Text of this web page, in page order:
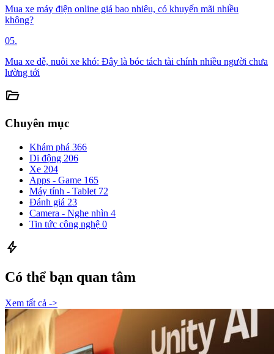
Mua xe máy điện online giá bao nhiêu, có khuyến mãi nhiều
không?
05.
Mua xe dễ, nuôi xe khó: Đây là bóc tách tài chính nhiều người chưa
lường tới
folder_open
Chuyên mục
Khám phá 366
Di động 206
Xe 204
Apps - Game 165
Máy tính - Tablet 72
Đánh giá 23
Camera - Nghe nhìn 4
Tin tức công nghệ 0
bolt
Có thể bạn quan tâm
Xem tất cả ->